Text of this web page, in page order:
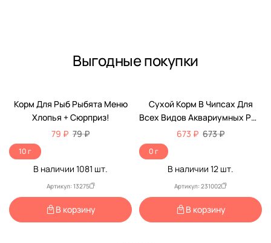
Выгодные покупки
Корм Для Рыб Рыбята Меню
Хлопья + Сюрприз!
79 ₽ 79 ₽
10 г
В наличии 1081 шт.
Артикул: 13275
В корзину
Сухой Корм В Чипсах Для
Всех Видов Аквариумных Рыб
Tetra (Тетра) PRO Energy Для
Дополнительной Энергии И
Повышения Жизненных Сил
Баночка 300мл (250мл + 20%
БОНУС)
673 ₽ 673 ₽
0 г
В наличии 12 шт.
Артикул: 231002
В корзину